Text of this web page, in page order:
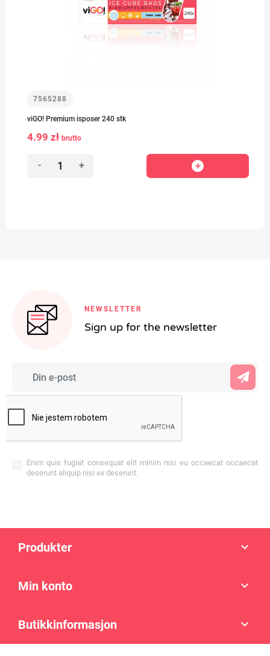
7565288
viGO! Premium isposer 240 stk
4.99 zł brutto
- +
NEWSLETTER
Sign up for the newsletter
Enim quis fugiat consequat elit minim nisi eu occaecat occaecat
deserunt aliquip nisi ex deserunt.
Produkter 
Min konto 
Butikkinformasjon 